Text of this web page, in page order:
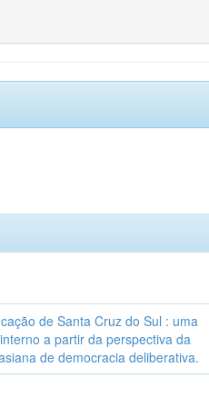
de Santa Cruz do Sul : uma
a partir da perspectiva da
de democracia deliberativa.